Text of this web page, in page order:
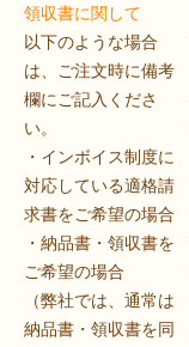
領収書に関して
以下のような場合
は、ご注文時に備考
欄にご記入くださ
い。
・インボイス制度に
対応している適格請
求書をご希望の場合
・納品書・領収書を
ご希望の場合
（弊社では、通常は
納品書・領収書を同